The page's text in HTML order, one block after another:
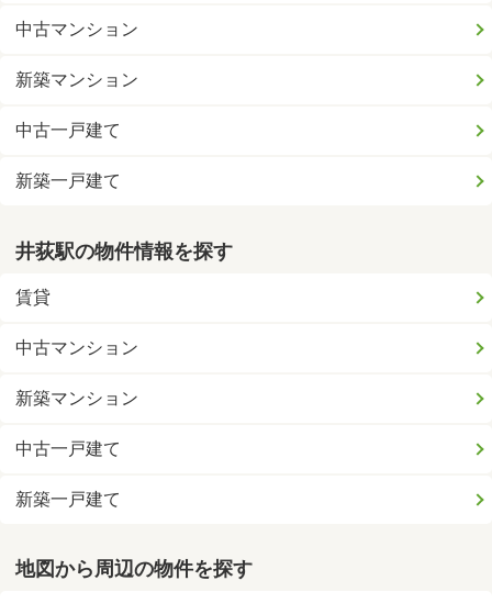
中古マンション
新築マンション
中古一戸建て
新築一戸建て
井荻駅の物件情報を探す
賃貸
中古マンション
新築マンション
中古一戸建て
新築一戸建て
地図から周辺の物件を探す